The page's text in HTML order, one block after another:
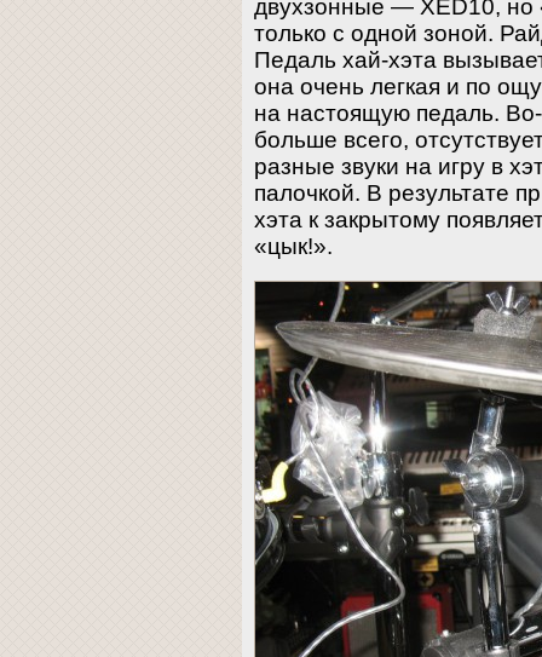
двухзонные — XED10, но
только с одной зоной.
Педаль хай-хэта
она очень легкая и по
на настоящую педаль.
больше всего,
разные звуки на игру в
палочкой. В результате
хэта к закрытому
«цык!».